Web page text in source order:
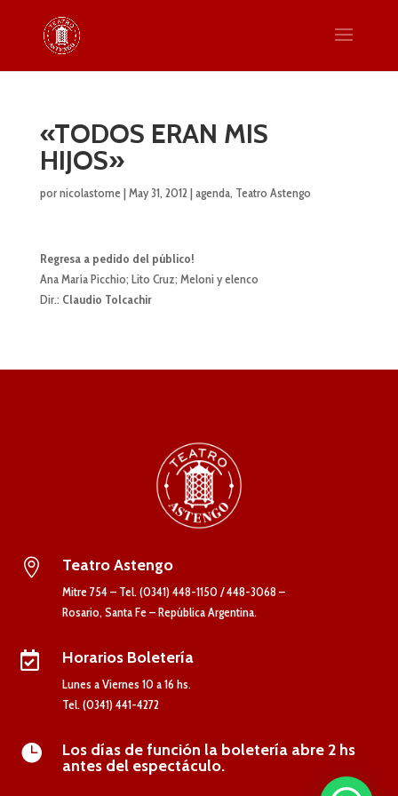
«TODOS ERAN MIS
HIJOS»
pornicolastome | May 31, 2012 | agenda, Teatro Astengo
Regresa a pedido del público!
Ana María Picchio; Lito Cruz; Meloni y elenco
Dir.: Claudio Tolcachir
 Teatro Astengo
Mitre 754 – Tel. (0341) 448-1150 / 448-3068 –
Rosario, Santa Fe – República Argentina.
 Horarios Boletería
Lunes a Viernes 10 a 16 hs.
Tel. (0341) 441-4272

Los días de función la boletería abre 2 hs
antes del espectáculo.